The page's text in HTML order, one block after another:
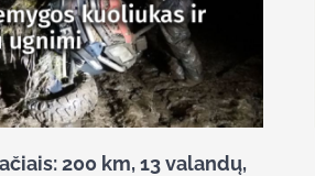
200 km, 13 valandų,